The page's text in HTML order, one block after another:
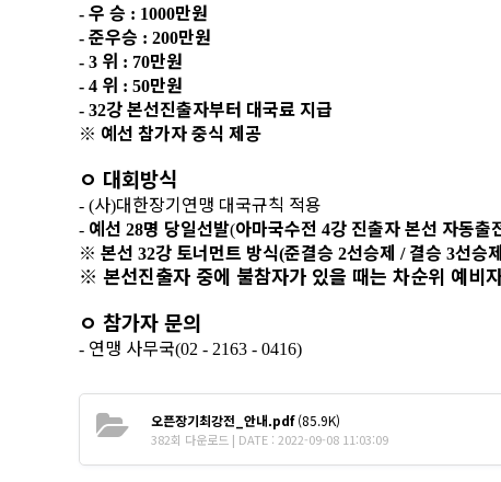
- 우 승 : 1000만원
- 준우승 : 200만원
- 3 위 : 70만원
- 4 위 : 50만원
- 32강 본선진출자부터 대국료 지급
※ 예선 참가자 중식 제공
ㅇ 대회방식
- (사)대한장기연맹 대국규칙 적용
- 예선 28명 당일선발(아마국수전 4강 진출자 본선 자동출
※ 본선 32강 토너먼트 방식(준결승 2선승제 / 결승 3선승제
※ 본선진출자 중에 불참자가 있을 때는 차순위 예비
ㅇ 참가자 문의
- 연맹 사무국(02 - 2163 - 0416)
오픈장기최강전_안내.pdf(85.9K)
382회 다운로드 | DATE : 2022-09-08 11:03:09